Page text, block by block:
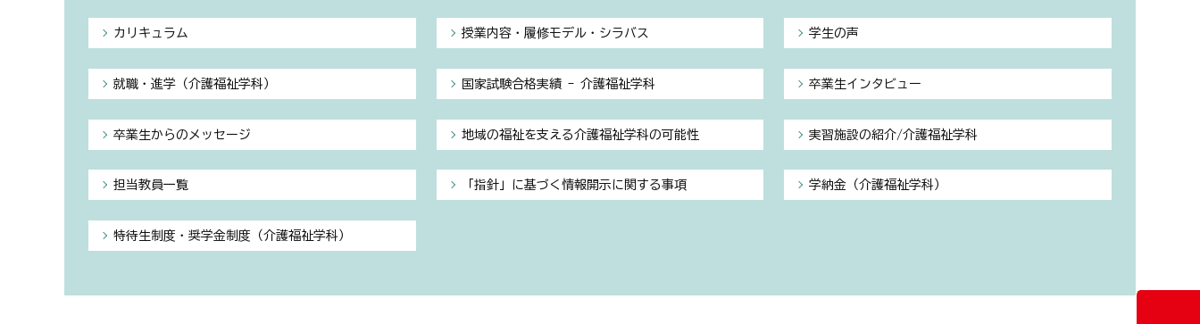
カリキュラム 授業内容・履修モデル・シラバス 学生の声
就職・進学（介護福祉学科） 国家試験合格実績 - 介護福祉学科 卒業生インタビュー
卒業生からのメッセージ 地域の福祉を支える介護福祉学科の可能性 実習施設の紹介/介護福祉学科
担当教員一覧 「指針」に基づく情報開示に関する事項 学納金（介護福祉学科）
特待生制度・奨学金制度（介護福祉学科）